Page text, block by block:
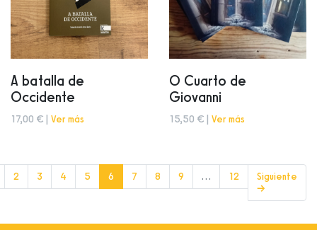
A batalla de
Occidente
17,00 € | Ver más
O Cuarto de
Giovanni
15,50 € | Ver más
2 3 4 5 6 (current)
7 8 9 … 12
Siguiente
→